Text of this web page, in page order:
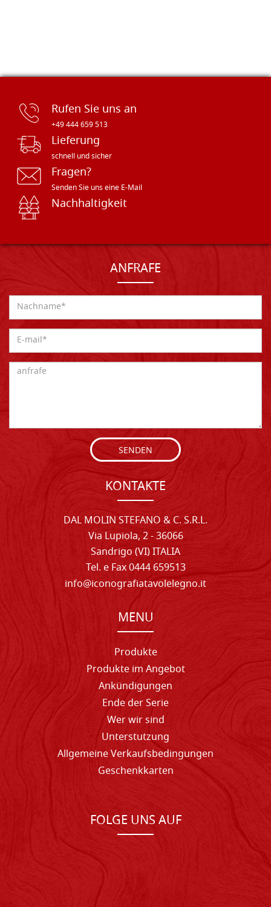
Rufen Sie uns an
+49 444 659 513
Lieferung
schnell und sicher
Fragen?
Senden Sie uns eine E-Mail
Nachhaltigkeit
ANFRAFE
SENDEN
KONTAKTE
DAL MOLIN STEFANO & C. S.R.L.
Via Lupiola, 2 - 36066
Sandrigo (VI) ITALIA
Tel. e Fax 0444 659513
info@iconografiatavolelegno.it
MENU
Produkte
Produkte im Angebot
Ankündigungen
Ende der Serie
Wer wir sind
Unterstutzung
Allgemeine Verkaufsbedingungen
Geschenkkarten
FOLGE UNS AUF